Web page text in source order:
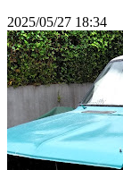
2025/05/27 18:34